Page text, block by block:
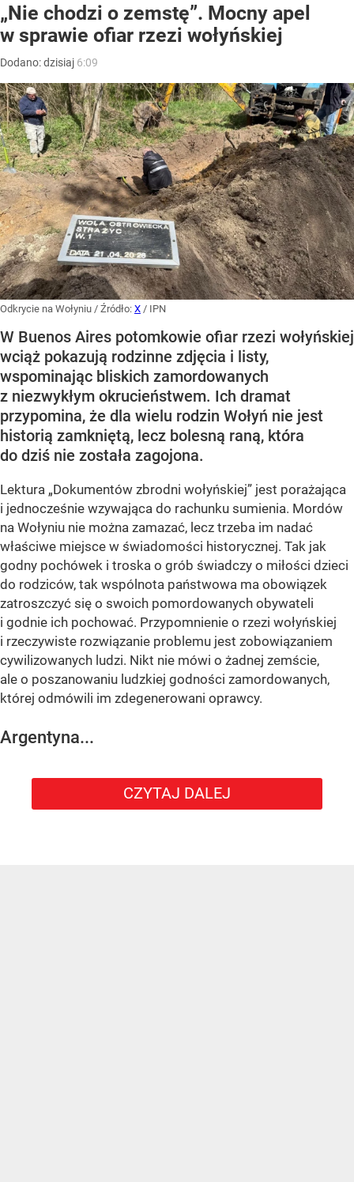
„Nie chodzi o zemstę”. Mocny apel
w sprawie ofiar rzezi wołyńskiej
Dodano:dzisiaj 6:09
Odkrycie na Wołyniu / Źródło: X / IPN
W Buenos Aires potomkowie ofiar rzezi wołyńskiej
wciąż pokazują rodzinne zdjęcia i listy,
wspominając bliskich zamordowanych
z niezwykłym okrucieństwem. Ich dramat
przypomina, że dla wielu rodzin Wołyń nie jest
historią zamkniętą, lecz bolesną raną, która
do dziś nie została zagojona.
Lektura „Dokumentów zbrodni wołyńskiej” jest porażająca
i jednocześnie wzywająca do rachunku sumienia. Mordów
na Wołyniu nie można zamazać, lecz trzeba im nadać
właściwe miejsce w świadomości historycznej. Tak jak
godny pochówek i troska o grób świadczy o miłości dzieci
do rodziców, tak wspólnota państwowa ma obowiązek
zatroszczyć się o swoich pomordowanych obywateli
i godnie ich pochować. Przypomnienie o rzezi wołyńskiej
i rzeczywiste rozwiązanie problemu jest zobowiązaniem
cywilizowanych ludzi. Nikt nie mówi o żadnej zemście,
ale o poszanowaniu ludzkiej godności zamordowanych,
której odmówili im zdegenerowani oprawcy.
Argentyna...
CZYTAJ DALEJ